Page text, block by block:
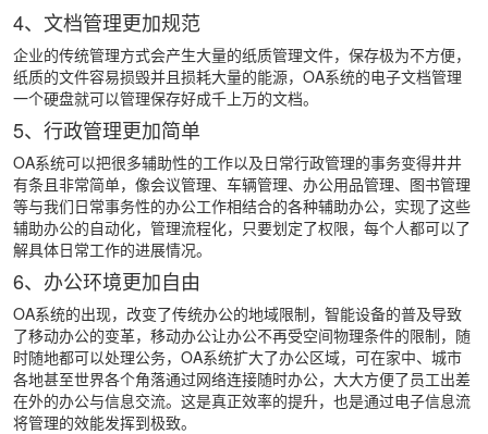
4、文档管理更加规范
企业的传统管理方式会产生大量的纸质管理文件，保存极为不方便，
纸质的文件容易损毁并且损耗大量的能源，OA系统的电子文档管理
一个硬盘就可以管理保存好成千上万的文档。
5、行政管理更加简单
OA系统可以把很多辅助性的工作以及日常行政管理的事务变得井井
有条且非常简单，像会议管理、车辆管理、办公用品管理、图书管理
等与我们日常事务性的办公工作相结合的各种辅助办公，实现了这些
辅助办公的自动化，管理流程化，只要划定了权限，每个人都可以了
解具体日常工作的进展情况。
6、办公环境更加自由
OA系统的出现，改变了传统办公的地域限制，智能设备的普及导致
了移动办公的变革，移动办公让办公不再受空间物理条件的限制，随
时随地都可以处理公务，OA系统扩大了办公区域，可在家中、城市
各地甚至世界各个角落通过网络连接随时办公，大大方便了员工出差
在外的办公与信息交流。这是真正效率的提升，也是通过电子信息流
将管理的效能发挥到极致。